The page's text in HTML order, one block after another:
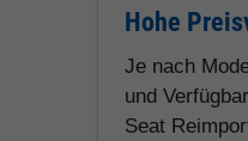
Hohe
Je nach
und
Seat